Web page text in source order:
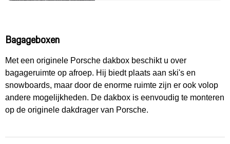
Bagageboxen
Met een originele Porsche dakbox beschikt u over
bagageruimte op afroep. Hij biedt plaats aan ski's en
snowboards, maar door de enorme ruimte zijn er ook volop
andere mogelijkheden. De dakbox is eenvoudig te monteren
op de originele dakdrager van Porsche.